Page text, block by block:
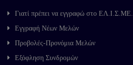
Γιατί πρέπει να εγγραφώ στο ΕΛ.Ι.Σ.ΜΕ.
Εγγραφή Νέων Μελών
Προβολές-Προνόμια Μελών
Εξόφληση Συνδρομών